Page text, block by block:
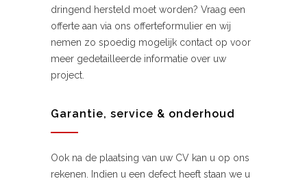
dringend hersteld moet worden? Vraag een
offerte aan via ons offerteformulier en wij
nemen zo spoedig mogelijk contact op voor
meer gedetailleerde informatie over uw
project.
Garantie, service & onderhoud
Ook na de plaatsing van uw CV kan u op ons
rekenen. Indien u een defect heeft staan we u